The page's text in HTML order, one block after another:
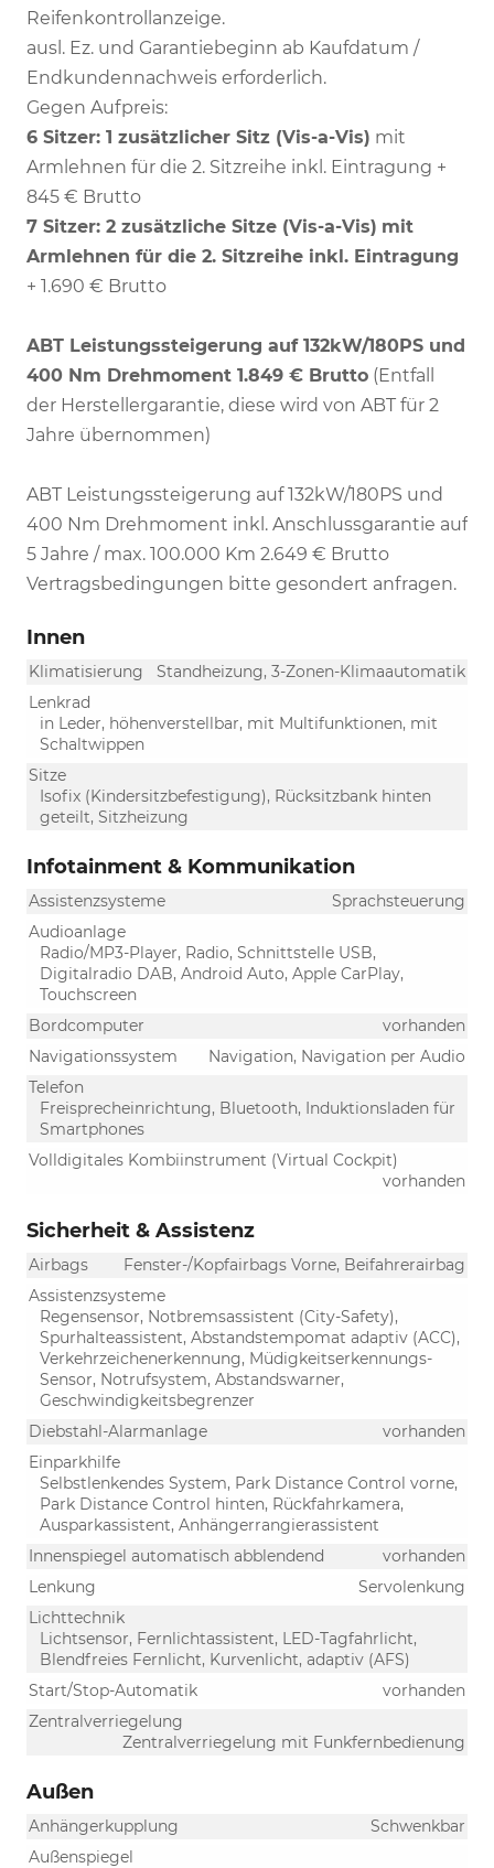
Reifenkontrollanzeige.
ausl. Ez. und Garantiebeginn ab Kaufdatum /
Endkundennachweis erforderlich.
Gegen Aufpreis:
6 Sitzer: 1 zusätzlicher Sitz (Vis-a-Vis) mit
Armlehnen für die 2. Sitzreihe inkl. Eintragung +
845 € Brutto
7 Sitzer: 2 zusätzliche Sitze (Vis-a-Vis) mit
Armlehnen für die 2. Sitzreihe inkl. Eintragung
+ 1.690 € Brutto
ABT Leistungssteigerung auf 132kW/180PS und
400 Nm Drehmoment 1.849 € Brutto (Entfall
der Herstellergarantie, diese wird von ABT für 2
Jahre übernommen)
ABT Leistungssteigerung auf 132kW/180PS und
400 Nm Drehmoment inkl. Anschlussgarantie auf
5 Jahre / max. 100.000 Km 2.649 € Brutto
Vertragsbedingungen bitte gesondert anfragen.
Innen
Klimatisierung
Standheizung, 3-Zonen-Klimaautomatik
Lenkrad
in Leder, höhenverstellbar, mit Multifunktionen, mit
Schaltwippen
Sitze
Isofix (Kindersitzbefestigung), Rücksitzbank hinten
geteilt, Sitzheizung
Infotainment & Kommunikation
Assistenzsysteme
Sprachsteuerung
Audioanlage
Radio/MP3-Player, Radio, Schnittstelle USB,
Digitalradio DAB, Android Auto, Apple CarPlay,
Touchscreen
Bordcomputer
vorhanden
Navigationssystem
Navigation, Navigation per Audio
Telefon
Freisprecheinrichtung, Bluetooth, Induktionsladen für
Smartphones
Volldigitales Kombiinstrument (Virtual Cockpit)
vorhanden
Sicherheit & Assistenz
Airbags
Fenster-/Kopfairbags Vorne, Beifahrerairbag
Assistenzsysteme
Regensensor, Notbremsassistent (City-Safety),
Spurhalteassistent, Abstandstempomat adaptiv (ACC),
Verkehrzeichenerkennung, Müdigkeitserkennungs-
Sensor, Notrufsystem, Abstandswarner,
Geschwindigkeitsbegrenzer
Diebstahl-Alarmanlage
vorhanden
Einparkhilfe
Selbstlenkendes System, Park Distance Control vorne,
Park Distance Control hinten, Rückfahrkamera,
Ausparkassistent, Anhängerrangierassistent
Innenspiegel automatisch abblendend
vorhanden
Lenkung
Servolenkung
Lichttechnik
Lichtsensor, Fernlichtassistent, LED-Tagfahrlicht,
Blendfreies Fernlicht, Kurvenlicht, adaptiv (AFS)
Start/Stop-Automatik
vorhanden
Zentralverriegelung
Zentralverriegelung mit Funkfernbedienung
Außen
Anhängerkupplung
Schwenkbar
Außenspiegel